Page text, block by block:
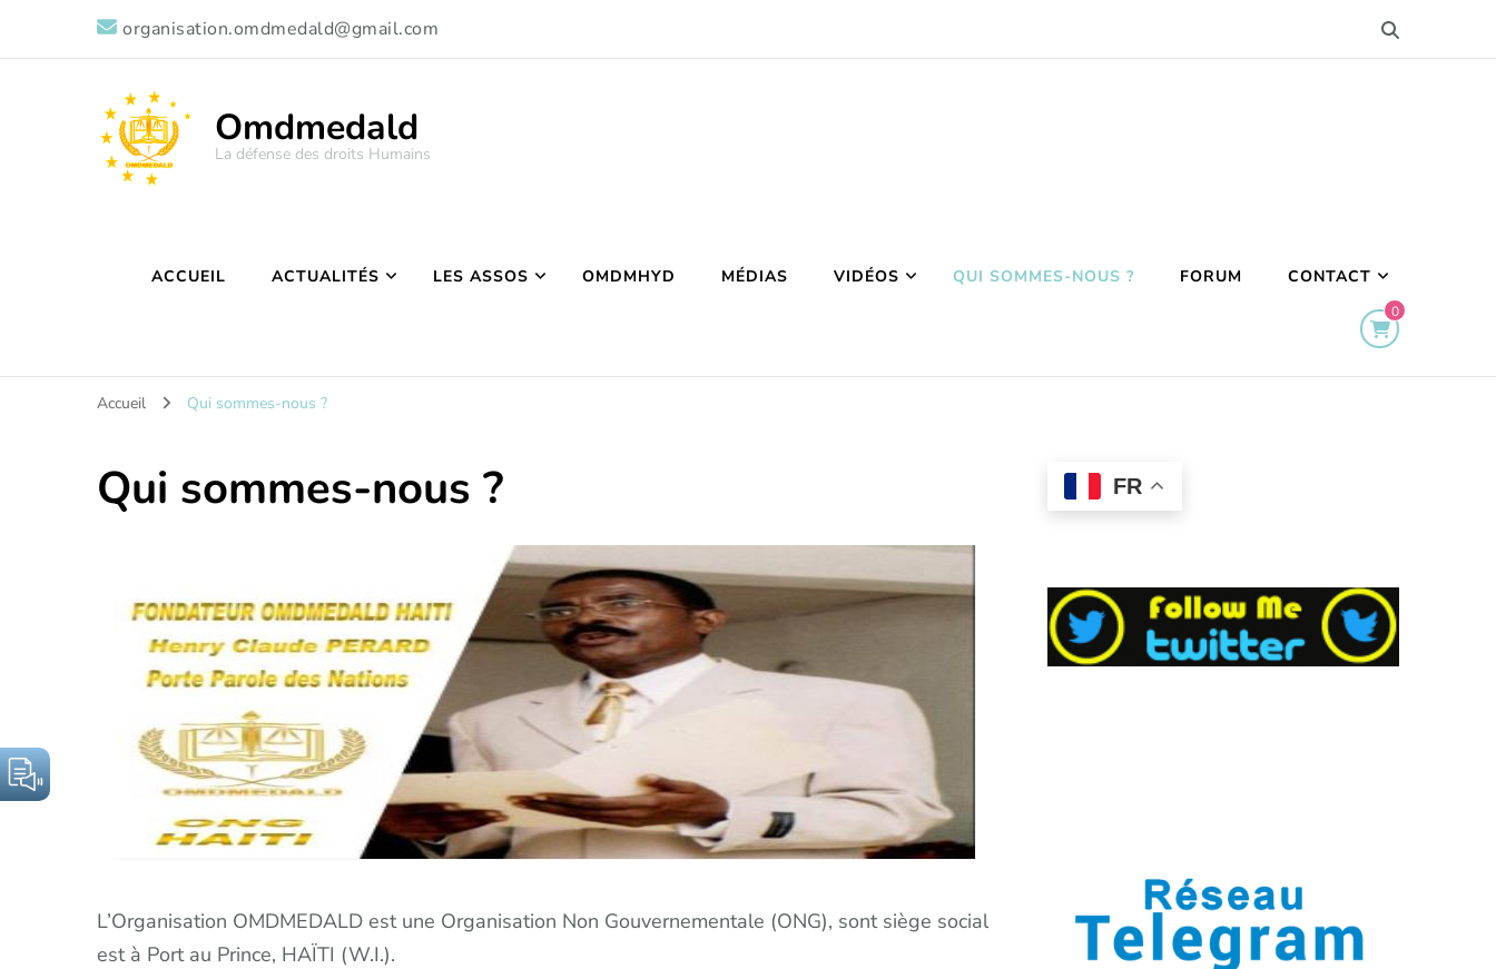
organisation.omdmedald@gmail.com
Omdmedald
La défense des droits Humains
ACCUEIL ACTUALITÉS LES ASSOS OMDMHYD MÉDIAS VIDÉOS QUI SOMMES-NOUS ? FORUM CONTACT
0
Accueil Qui sommes-nous ?
Qui sommes-nous ?
L’Organisation OMDMEDALD est une Organisation Non Gouvernementale (ONG), sont siège social
est à Port au Prince, HAÏTI (W.I.).
FR